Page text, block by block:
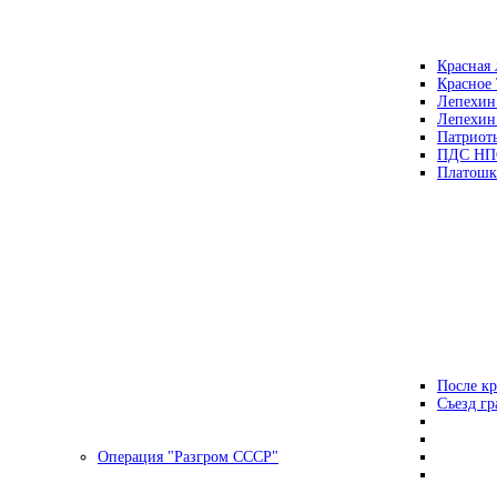
Красная
ПДС
После
Съезд
Операция "Разгром СССР"